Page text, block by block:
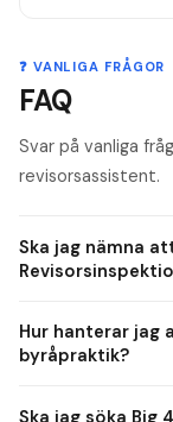
❓ VANLIGA FRÅGOR
FAQ
Svar på vanliga
revisorsassistent.
Ska jag nämna
och att
för att kunna
Hur hanterar jag
byråpraktik?